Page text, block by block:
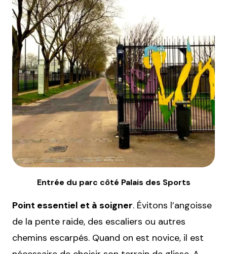
Entrée du parc côté Palais des Sports
Point essentiel et à soigner. Évitons l’angoisse
de la pente raide, des escaliers ou autres
chemins escarpés. Quand on est novice, il est